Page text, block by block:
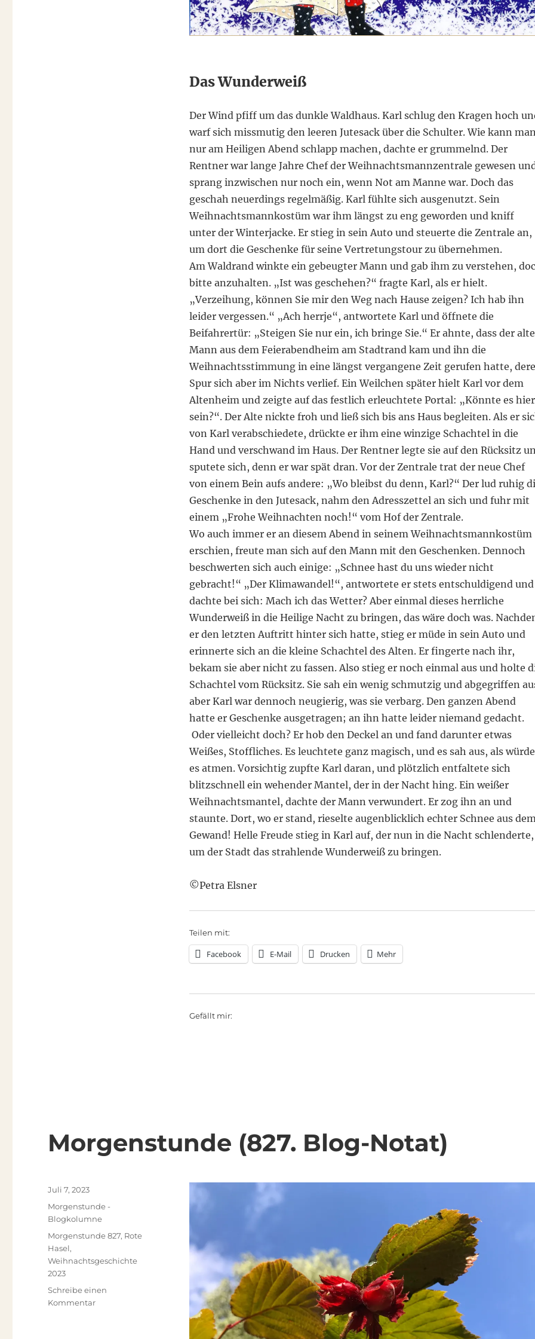
Das Wunderweiß
Der Wind pfiff um das dunkle Waldhaus. Karl schlug den Kragen hoch
warf sich missmutig den leeren Jutesack über die Schulter. Wie kann
nur am Heiligen Abend schlapp machen, dachte er grummelnd. Der
Rentner war lange Jahre Chef der Weihnachtsmannzentrale gewesen
sprang inzwischen nur noch ein, wenn Not am Manne war. Doch das
geschah neuerdings regelmäßig. Karl fühlte sich ausgenutzt. Sein
Weihnachtsmannkostüm war ihm längst zu eng geworden und kniff
unter der Winterjacke. Er stieg in sein Auto und steuerte die Zentrale an,
um dort die Geschenke für seine Vertretungstour zu übernehmen.
Am Waldrand winkte ein gebeugter Mann und gab ihm zu verstehen,
bitte anzuhalten. „Ist was geschehen?“ fragte Karl, als er hielt.
„Verzeihung, können Sie mir den Weg nach Hause zeigen? Ich hab ihn
leider vergessen.“ „Ach herrje“, antwortete Karl und öffnete die
Beifahrertür: „Steigen Sie nur ein, ich bringe Sie.“ Er ahnte, dass der alte
Mann aus dem Feierabendheim am Stadtrand kam und ihn die
Weihnachtsstimmung in eine längst vergangene Zeit gerufen hatte,
Spur sich aber im Nichts verlief. Ein Weilchen später hielt Karl vor dem
Altenheim und zeigte auf das festlich erleuchtete Portal: „Könnte es hier
sein?“. Der Alte nickte froh und ließ sich bis ans Haus begleiten. Als er
von Karl verabschiedete, drückte er ihm eine winzige Schachtel in die
Hand und verschwand im Haus. Der Rentner legte sie auf den Rücksitz
sputete sich, denn er war spät dran. Vor der Zentrale trat der neue Chef
von einem Bein aufs andere: „Wo bleibst du denn, Karl?“ Der lud ruhig
Geschenke in den Jutesack, nahm den Adresszettel an sich und fuhr mit
einem „Frohe Weihnachten noch!“ vom Hof der Zentrale.
Wo auch immer er an diesem Abend in seinem Weihnachtsmannkostüm
erschien, freute man sich auf den Mann mit den Geschenken. Dennoch
beschwerten sich auch einige: „Schnee hast du uns wieder nicht
gebracht!“ „Der Klimawandel!“, antwortete er stets entschuldigend und
dachte bei sich: Mach ich das Wetter? Aber einmal dieses herrliche
Wunderweiß in die Heilige Nacht zu bringen, das wäre doch was.
er den letzten Auftritt hinter sich hatte, stieg er müde in sein Auto und
erinnerte sich an die kleine Schachtel des Alten. Er fingerte nach ihr,
bekam sie aber nicht zu fassen. Also stieg er noch einmal aus und holte
Schachtel vom Rücksitz. Sie sah ein wenig schmutzig und abgegriffen
aber Karl war dennoch neugierig, was sie verbarg. Den ganzen Abend
hatte er Geschenke ausgetragen; an ihn hatte leider niemand gedacht.
Oder vielleicht doch? Er hob den Deckel an und fand darunter etwas
Weißes, Stoffliches. Es leuchtete ganz magisch, und es sah aus, als würde
es atmen. Vorsichtig zupfte Karl daran, und plötzlich entfaltete sich
blitzschnell ein wehender Mantel, der in der Nacht hing. Ein weißer
Weihnachtsmantel, dachte der Mann verwundert. Er zog ihn an und
staunte. Dort, wo er stand, rieselte augenblicklich echter Schnee aus
Gewand! Helle Freude stieg in Karl auf, der nun in die Nacht schlenderte,
um der Stadt das strahlende Wunderweiß zu bringen.
©Petra Elsner
Teilen mit:
Facebook E-Mail Drucken Mehr
Gefällt mir:
Morgenstunde (827. Blog-Notat)
Veröffentlicht
Juli 7, 2023
Kategorien
Morgenstunde -
Blogkolumne
Schlagwörter
Morgenstunde 827, Rote
Hasel,
Weihnachtsgeschichte
2023
Schreibe einen
Kommentarzu